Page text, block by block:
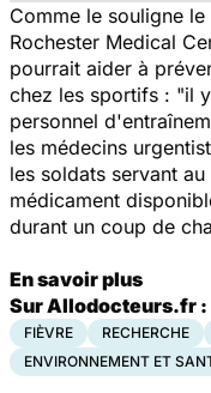
Comme le souligne
Rochester Medical
pourrait aider à
chez les sportifs : "il
personnel
les médecins
les soldats servant
médicament
durant un coup de
En savoir plus
Sur Allodocteurs.fr :
FIÈVRE RECHERCHE
ENVIRONNEMENT ET